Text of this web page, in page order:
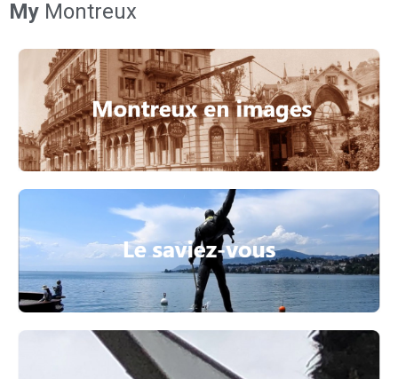
My Montreux